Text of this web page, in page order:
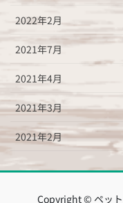
2022年2月
2021年7月
2021年4月
2021年3月
2021年2月
Copyright © ペッ